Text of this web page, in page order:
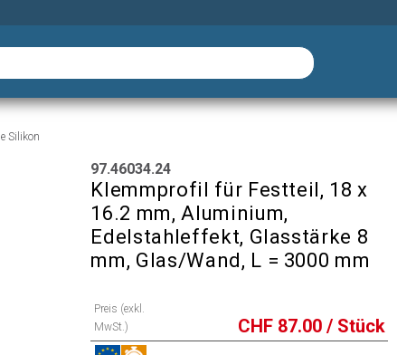
Silikon
97.46034.24
Klemmprofil für Festteil, 18 x
16.2 mm, Aluminium,
Edelstahleffekt, Glasstärke 8
mm, Glas/Wand, L = 3000 mm
Preis (exkl.
MwSt.)
CHF 87.00 / Stück